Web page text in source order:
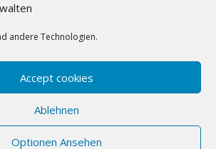
andere Technologien.
Accept cookies
Ablehnen
Optionen Ansehen
Cookie policy (EU)
Elegant Themes
WordPress